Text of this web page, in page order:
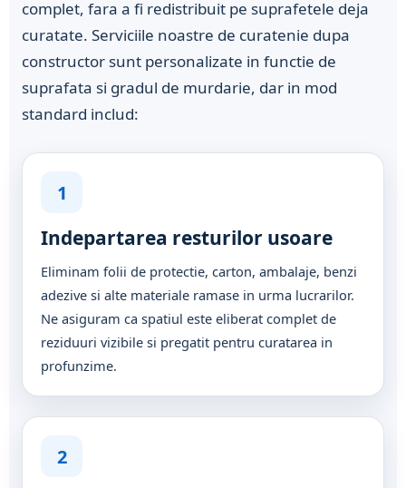
complet, fara a fi redistribuit pe suprafetele deja
curatate. Serviciile noastre de curatenie dupa
constructor sunt personalizate in functie de
suprafata si gradul de murdarie, dar in mod
standard includ:
1
Indepartarea resturilor usoare
Eliminam folii de protectie, carton, ambalaje, benzi
adezive si alte materiale ramase in urma lucrarilor.
Ne asiguram ca spatiul este eliberat complet de
reziduuri vizibile si pregatit pentru curatarea in
profunzime.
2